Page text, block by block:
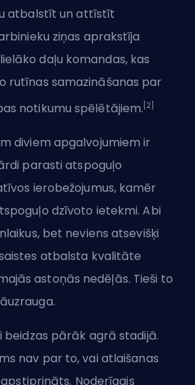
atbalstīt un attīstīt
ziņas aprakstīja
daļu komandas, kas
rutīnas samazināšanas par
notikumu spēlētājiem. [2]
diviem apgalvojumiem ir
parasti atspoguļo
ierobežojumus, kamēr
dzīvoto ietekmi. Abi
bet neviens atsevišķi
atbalsta kvalitāte
astoņās nedēļās. Tieši to
beidzas pārāk agrā stadijā.
nav par to, vai atlaišanas
Noderīgais